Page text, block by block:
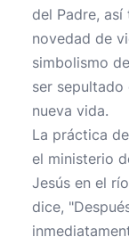
del Padre,
novedad de
simbolismo
ser
nueva vida.
La práctica
el ministerio
Jesús en el
dice,